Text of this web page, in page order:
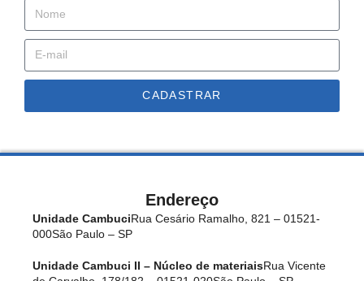
CADASTRAR
Endereço
Unidade CambuciRua Cesário Ramalho, 821 – 01521-
000São Paulo – SP
Unidade Cambuci II – Núcleo de materiaisRua Vicente